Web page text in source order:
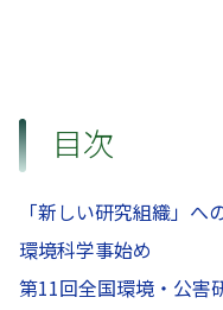
目次
「新しい研究組織」へ
環境科学事始め
第11回全国環境・公害